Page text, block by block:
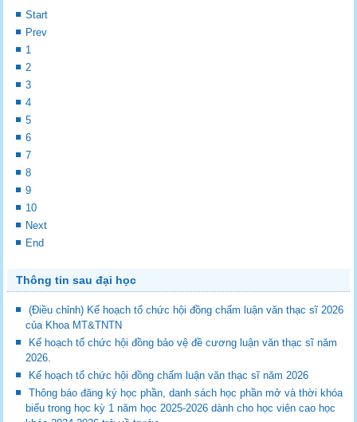
Start
Prev
1
2
3
4
5
6
7
8
9
10
Next
End
Thông tin sau đại học
(Điều chỉnh) Kế hoạch tổ chức hội đồng chấm luận văn thạc sĩ 2026
của Khoa MT&TNTN
Kế hoạch tổ chức hội đồng bảo vệ đề cương luận văn thạc sĩ năm
2026.
Kế hoạch tổ chức hội đồng chấm luận văn thạc sĩ năm 2026
Thông báo đăng ký học phần, danh sách học phần mở và thời khóa
biểu trong học kỳ 1 năm học 2025-2026 dành cho học viên cao học